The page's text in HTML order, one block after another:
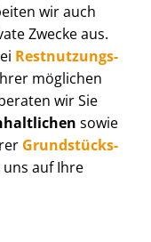
wir auch
Zwecke aus.
Rest­nut­zungs­
möglichen
wir Sie
sowie
Grund­stücks­
auf Ihre